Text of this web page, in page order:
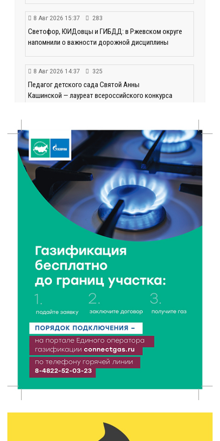
8 Авг 2026 15:37 283
Светофор, ЮИДовцы и ГИБДД: в Ржевском округе
напомнили о важности дорожной дисциплины
8 Авг 2026 14:37 325
Педагог детского сада Святой Анны
Кашинской — лауреат всероссийского конкурса
Тверские экологи сняли на видео медвежий обед
8 Авг 2026 14:14 397
Виталий Королев запустил веловолну на Волге в
Калязине
8 Авг 2026 13:37 610
Чем удивит X Международный фестиваль «Калитка»
8 Авг 2026 12:37 353
Забыл вещи в транспорте? Рассказываем, что ждёт
пассажиров по новым правилам
8 Авг 2026 12:12 1165
Более 40 миллионов на металлургию получил бизнес
Твери
8 Авг 2026 11:37 384
От теории до практики: в детских лагерях Тверской